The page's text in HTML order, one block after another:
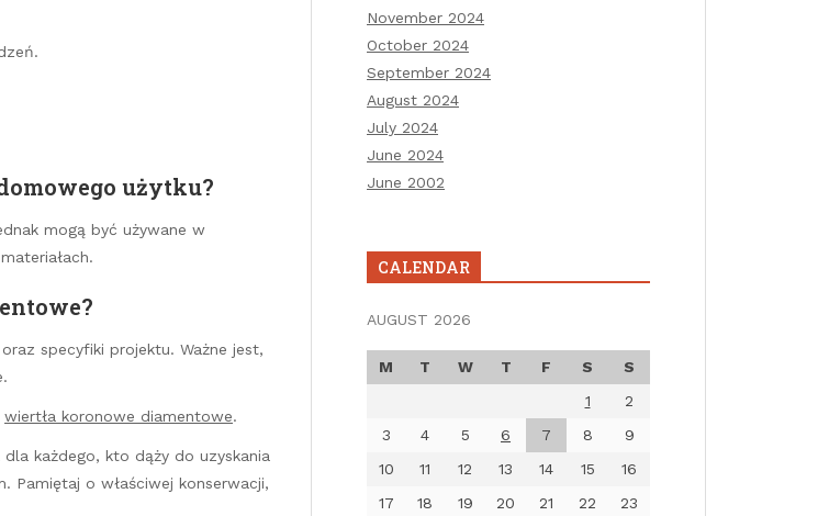
użytku?
mogą być używane w
specyfiki projektu. Ważne jest,
wiertła koronowe diamentowe.
każdego, kto dąży do uzyskania
Pamiętaj o właściwej konserwacji,
November 2024
October 2024
September 2024
August 2024
July 2024
June 2024
June 2002
CALENDAR
AUGUST 2026
M T W T F S
S
1
2
3
4 5 6 7 8
9
10
11 12 13 14 15
16
17
18 19 20 21 22
23